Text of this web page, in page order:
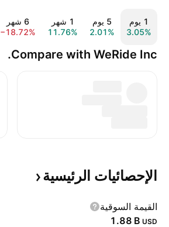
‎‎1‎ يوم
3.05%
‎‎5‎ يوم
2.01%
‎1‎ شهر
11.76%
‎6‎ شهر
−18.72%
Compare with WeRide Inc.
الإحصائيات الرئيسية
القيمة السوقية
‪1.88 B‬ USD